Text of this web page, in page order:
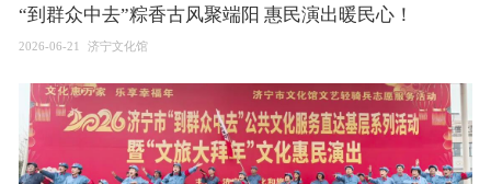
“到群众中去”粽香古风聚端阳 惠民演出暖民心！
2026-06-21 济宁文化馆